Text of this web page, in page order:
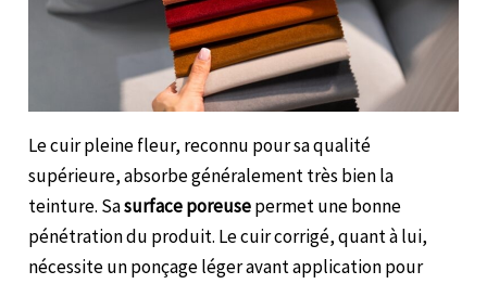
Le cuir pleine fleur, reconnu pour sa qualité
supérieure, absorbe généralement très bien la
teinture. Sasurface poreusepermet une bonne
pénétration du produit. Le cuir corrigé, quant à lui,
nécessite un ponçage léger avant application pour